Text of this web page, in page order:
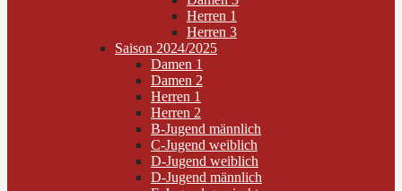
Herren 1
Herren 3
Saison 2024/2025
Damen 1
Damen 2
Herren 1
Herren 2
B-Jugend männlich
C-Jugend weiblich
D-Jugend weiblich
D-Jugend männlich